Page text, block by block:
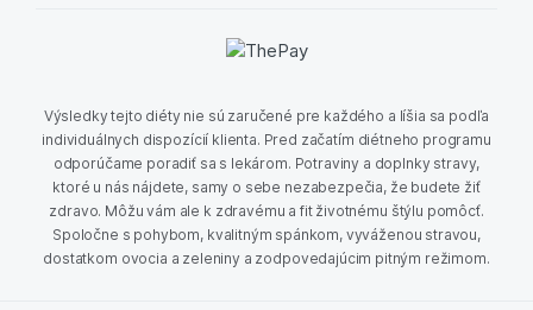
Výsledky tejto diéty nie sú zaručené pre každého a líšia sa podľa
individuálnych dispozícií klienta. Pred začatím diétneho programu
odporúčame poradiť sa s lekárom. Potraviny a doplnky stravy,
ktoré u nás nájdete, samy o sebe nezabezpečia, že budete žiť
zdravo. Môžu vám ale k zdravému a fit životnému štýlu pomôcť.
Spoločne s pohybom, kvalitným spánkom, vyváženou stravou,
dostatkom ovocia a zeleniny a zodpovedajúcim pitným režimom.